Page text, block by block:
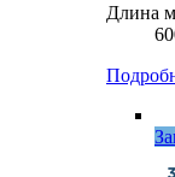
Длина